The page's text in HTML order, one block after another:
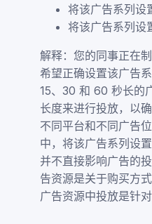
将该广告系列设
将该广告系列设
解释：您的同事正在
希望正确设置该广告
15、30 和 60 秒长的
长度来进行投放，以
不同平台和不同广告
中，将该广告系列设
并不直接影响广告的
告资源是关于购买方
广告资源中投放是针